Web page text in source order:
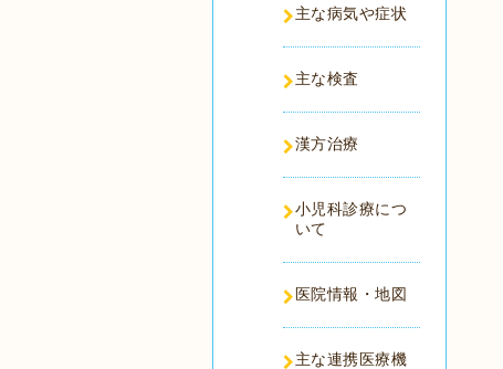
主な病気や症状
主な検査
漢方治療
小児科診療につ
いて
医院情報・地図
主な連携医療機